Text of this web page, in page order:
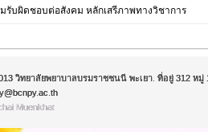
บผิดชอบต่อสังคม หลักเสรีภาพทางวิชาการ
วิทยาลัยพยาบาลบรมราชชนนี พะเยา. ที่อยู่ 312 หมู่
Muenkhat